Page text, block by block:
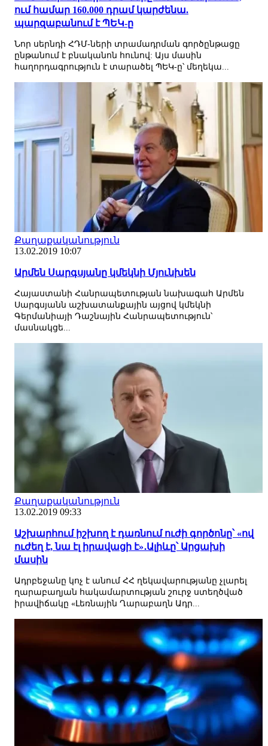
ում համար 160.000 դրամ կարժենա.
պարզաբանում է ՊԵԿ-ը
Նոր սերնդի ՀԴՄ-ների տրամադրման գործընթացը
ընթանում է բնականոն հունով: Այս մասին
հաղորդագրություն է տարածել ՊԵԿ-ը՝ մեղեկա...
Քաղաքականություն
13.02.2019 10:07
Արմեն Սարգսյանը կմեկնի Մյունխեն
Հայաստանի Հանրապետության նախագահ Արմեն
Սարգսյանն աշխատանքային այցով կմեկնի
Գերմանիայի Դաշնային Հանրապետություն՝
մասնակցե...
Քաղաքականություն
13.02.2019 09:33
Աշխարհում իշխող է դառնում ուժի գործոնը՝ «ով
ուժեղ է, նա էլ իրավացի է»․Ալիևը՝ Արցախի
մասին
Ադրբեջանը կոչ է անում ՀՀ ղեկավարությանը չլարել
ղարաբաղյան հակամարտության շուրջ ստեղծված
իրավիճակը «Լեռնային Ղարաբաղն Ադր...